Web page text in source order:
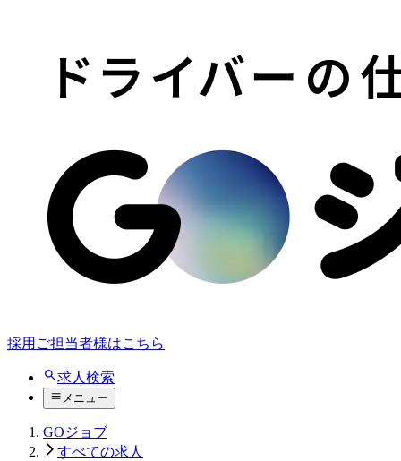
採用ご担当者様はこちら
求人検索
メニュー
GOジョブ
すべての求人